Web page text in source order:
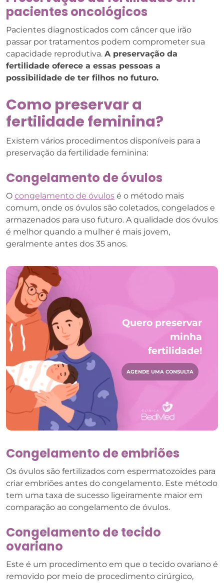
pacientes oncológicos
Pacientes diagnosticados com câncer que irão
passar por tratamentos podem comprometer sua
capacidade reprodutiva. A preservação da
fertilidade oferece a essas pessoas a
possibilidade de ter filhos no futuro.
Como preservar a
fertilidade feminina?
Existem vários procedimentos disponíveis para a
preservação da fertilidade feminina:
Congelamento de óvulos
O congelamento de óvulos é o método mais
comum, onde os óvulos são coletados, congelados e
armazenados para uso futuro. A qualidade dos óvulos
é melhor quando a mulher é mais jovem,
geralmente antes dos 35 anos.
Quero preservar
minha
fertilidade!
AGENDE UMA CONSULTA
Congelamento de embriões
Os óvulos são fertilizados com espermatozoides para
criar embriões antes do congelamento. Este método
tem uma taxa de sucesso ligeiramente maior em
comparação ao congelamento de óvulos.
Congelamento de tecido
ovariano
Este é um procedimento em que o tecido ovariano é
removido por meio de procedimento cirúrgico,